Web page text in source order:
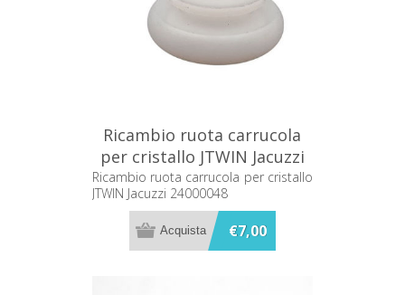
Ricambio ruota carrucola
per cristallo JTWIN Jacuzzi
24000048
Ricambio ruota carrucola per cristallo
JTWIN Jacuzzi 24000048
€7,00